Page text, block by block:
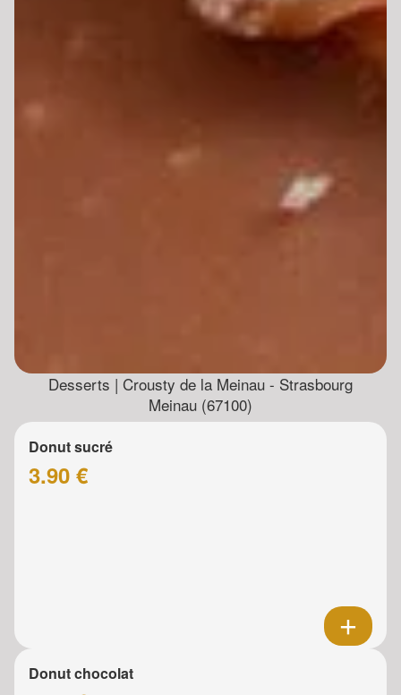
Desserts | Crousty de la Meinau - Strasbourg
Meinau (67100)
Donut sucré
3.90 €
Donut chocolat